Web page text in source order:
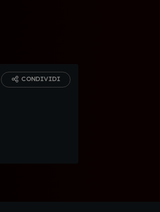
CONDIVIDI